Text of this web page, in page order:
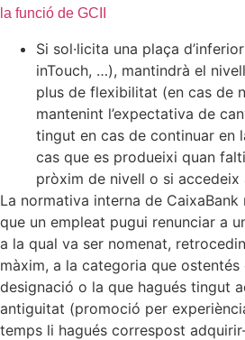
la funció de GCII
Si sol·licita una plaça
inTouch, …), mantindrà el
plus de flexibilitat (en cas de
mantenint l’expectativa de
tingut en cas de continuar en
cas que es produeixi quan
pròxim de nivell o si accedeix
La normativa interna de
que un empleat pugui renunciar a
a la qual va ser nomenat,
màxim, a la categoria que
designació o la que hagués tingut
antiguitat (promoció per
temps li hagués correspost